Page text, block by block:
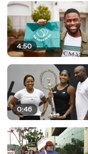
4:50
0:46